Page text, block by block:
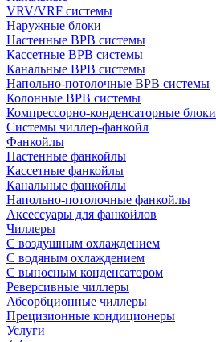
VRV/VRF системы
Наружные блоки
Настенные ВРВ системы
Кассетные ВРВ системы
Канальные ВРВ системы
Напольно-потолочные ВРВ системы
Колонные ВРВ системы
Компрессорно-конденсаторные блоки
Системы чиллер-фанкойл
Фанкойлы
Настенные фанкойлы
Кассетные фанкойлы
Канальные фанкойлы
Напольно-потолочные фанкойлы
Аксессуары для фанкойлов
Чиллеры
С воздушным охлаждением
С водяным охлаждением
С выносным конденсатором
Реверсивные чиллеры
Абсорбционные чиллеры
Прецизионные кондиционеры
Услуги